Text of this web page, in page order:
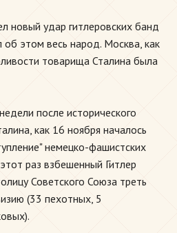
новый удар гитлеровских банд
этом весь народ. Москва, как
товарища Сталина была
после исторического
как 16 ноября началось
немецко-фашистских
раз взбешенный Гитлер
Советского Союза треть
(33 пехотных, 5